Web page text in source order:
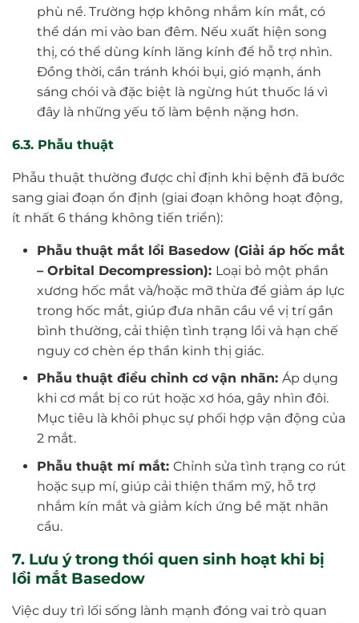
phù nề. Trường hợp không nhắm kín mắt, có
thể dán mi vào ban đêm. Nếu xuất hiện song
thị, có thể dùng kính lăng kính để hỗ trợ nhìn.
Đồng thời, cần tránh khói bụi, gió mạnh, ánh
sáng chói và đặc biệt là ngừng hút thuốc lá vì
đây là những yếu tố làm bệnh nặng hơn.
6.3. Phẫu thuật
Phẫu thuật thường được chỉ định khi bệnh đã bước
sang giai đoạn ổn định (giai đoạn không hoạt động,
ít nhất 6 tháng không tiến triển):
Phẫu thuật mắt lồi Basedow (Giải áp hốc mắt
– Orbital Decompression): Loại bỏ một phần
xương hốc mắt và/hoặc mỡ thừa để giảm áp lực
trong hốc mắt, giúp đưa nhãn cầu về vị trí gần
bình thường, cải thiện tình trạng lồi và hạn chế
nguy cơ chèn ép thần kinh thị giác.
Phẫu thuật điều chỉnh cơ vận nhãn: Áp dụng
khi cơ mắt bị co rút hoặc xơ hóa, gây nhìn đôi.
Mục tiêu là khôi phục sự phối hợp vận động của
2 mắt.
Phẫu thuật mí mắt: Chỉnh sửa tình trạng co rút
hoặc sụp mí, giúp cải thiện thẩm mỹ, hỗ trợ
nhắm kín mắt và giảm kích ứng bề mặt nhãn
cầu.
7. Lưu ý trong thói quen sinh hoạt khi bị
lồi mắt Basedow
Việc duy trì lối sống lành mạnh đóng vai trò quan